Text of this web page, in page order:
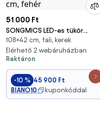
51 000 Ft
SONGMICS LED-es tükör
ékszertárolóval 10×42×108 cm,
fehér
108×42 cm, fali, kerek
Elérhető 2 webáruházban
Raktáron
-10 % 45 900 Ft
BIANO10
kuponkóddal